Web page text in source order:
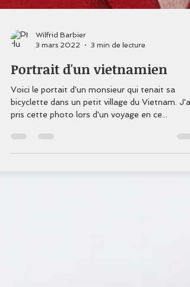
Wilfrid Barbier
Portrait d'un vietnamien
bicyclette dans un petit village du Vietnam. J'ai
pris cette photo lors d'un voyage en ce...